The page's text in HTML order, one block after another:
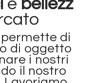
e bellezz
permette di
di oggetto
i nostri
il nostro